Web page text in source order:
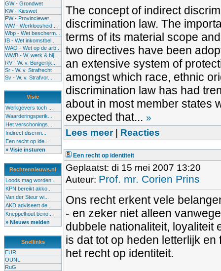
GW - Grondwet
KW - Kieswet
PW - Provinciewet
WW - Werkloosheid...
Wbp - Wet bescherm...
IB - Wet inkomstbel...
WAO - Wet op de arb..
WWB - W. werk & bij...
RV - W. v. Burgerlijk...
Sr - W. v. Strafrecht
Sv - W. v. Strafvor...
Visie
Werkgevers toch ...
Waarderingsperik...
Het verschonings...
Indirect discrim...
Een recht op ide...
» Visie insturen
Rechtennieuws.nl
Loods mag worden...
KPN bereikt akko...
Van der Steur wi...
AKD adviseert de...
Kneppelhout beno...
» Nieuws melden
Snellinks
EUR
OUNL
RuG
The concept of indirect
discrimination law. The
terms of its material scope
two directives have been
an extensive system of
amongst which race, ethnic
discrimination law has had
about in most member states
expected that... »
Lees meer| Reacties
Een recht op identiteit
Geplaatst: di 15 mei 2007 13:20
Auteur: Prof. mr. Corien Prins
Ons recht erkent vele
- en zeker niet alleen
dubbele nationaliteit, loyaliteit
is dat tot op heden letterlijk
het recht op identiteit.